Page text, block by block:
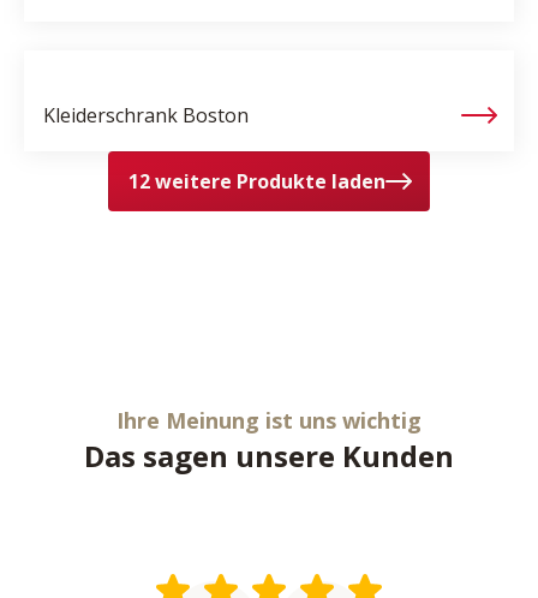
Kleiderschrank Boston
12 weitere Produkte laden
Ihre Meinung ist uns wichtig
Das sagen unsere Kunden